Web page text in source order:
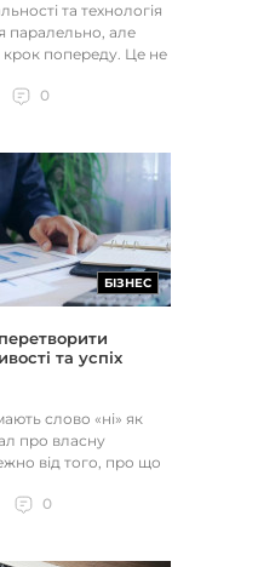
та технологія
паралельно, але
попереду. Це не
0
БІЗНЕС
та успіх
слово «ні» як
про власну
від того, про що
0